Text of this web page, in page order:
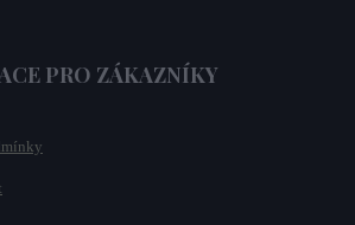
PRO ZÁKAZNÍKY